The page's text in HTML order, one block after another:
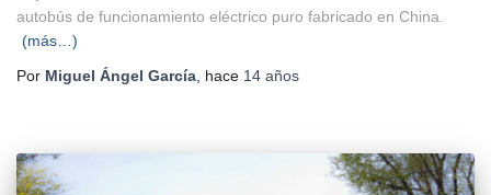
autobús de funcionamiento eléctrico puro fabricado en China.
(más…)
Por Miguel Ángel García , hace 14 años